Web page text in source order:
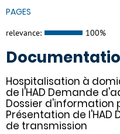
PAGES
relevance: 100%
Hospitalisation à
de l'HAD Demande
Dossier
Présentation de
de transmission